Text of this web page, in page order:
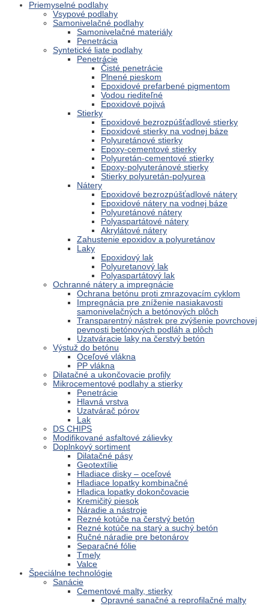
Priemyselné podlahy
Vsypové podlahy
Samonivelačné podlahy
Samonivelačné materiály
Penetrácia
Syntetické liate podlahy
Penetrácie
Čisté penetrácie
Plnené pieskom
Epoxidové prefarbené pigmentom
Vodou riediteľné
Epoxidové pojivá
Stierky
Epoxidové bezrozpúšťadlové stierky
Epoxidové stierky na vodnej báze
Polyuretánové stierky
Epoxy-cementové stierky
Polyuretán-cementové stierky
Epoxy-polyuteránové stierky
Stierky polyuretán-polyurea
Nátery
Epoxidové bezrozpúšťadlové nátery
Epoxidové nátery na vodnej báze
Polyuretánové nátery
Polyaspartátové nátery
Akrylátové nátery
Zahustenie epoxidov a polyuretánov
Laky
Epoxidový lak
Polyuretanový lak
Polyaspartátový lak
Ochranné nátery a impregnácie
Ochrana betónu proti zmrazovacím cyklom
Impregnácia pre zníženie nasiakavosti
samonivelačných a betónových plôch
Transparentný nástrek pre zvýšenie povrchovej
pevnosti betónových podláh a plôch
Uzatváracie laky na čerstvý betón
Výstuž do betónu
Oceľové vlákna
PP vlákna
Dilatačné a ukončovacie profily
Mikrocementové podlahy a stierky
Penetrácie
Hlavná vrstva
Uzatvárač pórov
Lak
DS CHIPS
Modifikované asfaltové zálievky
Doplnkový sortiment
Dilatačné pásy
Geotextílie
Hladiace disky – oceľové
Hladiace lopatky kombinačné
Hladica lopatky dokončovacie
Kremičitý piesok
Náradie a nástroje
Rezné kotúče na čerstvý betón
Rezné kotúče na starý a suchý betón
Ručné náradie pre betonárov
Separačné fólie
Tmely
Valce
Špeciálne technológie
Sanácie
Cementové malty, stierky
Opravné sanačné a reprofilačné malty